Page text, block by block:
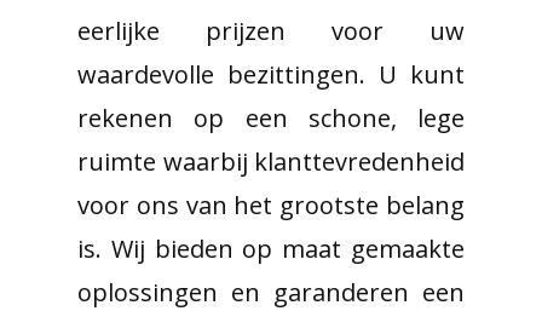
eerlijke prijzen voor uw
waardevolle bezittingen. U kunt
rekenen op een schone, lege
ruimte waarbij klanttevredenheid
voor ons van het grootste belang
is. Wij bieden op maat gemaakte
oplossingen en garanderen een